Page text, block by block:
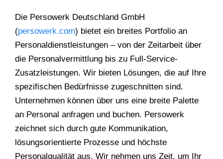
Die Persowerk Deutschland GmbH
(persowerk.com) bietet ein breites Portfolio an
Personaldienstleistungen – von der Zeitarbeit über
die Personalvermittlung bis zu Full-Service-
Zusatzleistungen. Wir bieten Lösungen, die auf Ihre
spezifischen Bedürfnisse zugeschnitten sind.
Unternehmen können über uns eine breite Palette
an Personal anfragen und buchen. Persowerk
zeichnet sich durch gute Kommunikation,
lösungsorientierte Prozesse und höchste
Personalqualität aus. Wir nehmen uns Zeit, um Ihr